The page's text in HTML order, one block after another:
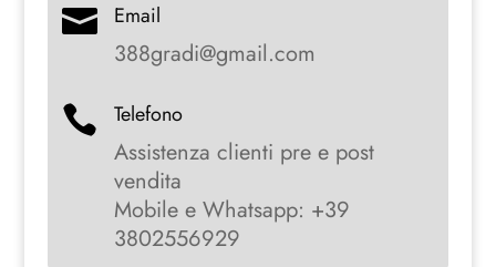
 Email
388gradi@gmail.com
 Telefono
Assistenza clienti pre e post
vendita
Mobile e Whatsapp: +39
3802556929